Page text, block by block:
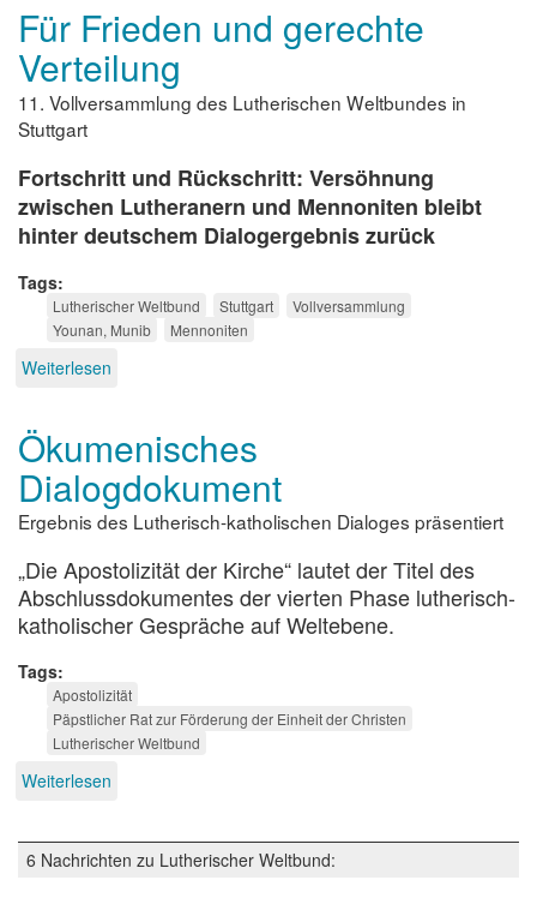
Für Frieden und gerechte
Verteilung
11. Vollversammlung des Lutherischen Weltbundes in
Stuttgart
Fortschritt und Rückschritt: Versöhnung
zwischen Lutheranern und Mennoniten bleibt
hinter deutschem Dialogergebnis zurück
Tags
Lutherischer Weltbund Stuttgart
Vollversammlung
Younan, Munib
Mennoniten
Weiterlesen
gerechte
Verteilung
Ökumenisches
Dialogdokument
Ergebnis des Lutherisch-katholischen Dialoges präsentiert
„Die Apostolizität der Kirche“ lautet der Titel des
Abschlussdokumentes der vierten Phase lutherisch-
katholischer Gespräche auf Weltebene.
Tags
Apostolizität
Päpstlicher Rat zur Förderung der Einheit der Christen
Lutherischer Weltbund
Weiterlesen
6 Nachrichten zu Lutherischer Weltbund: